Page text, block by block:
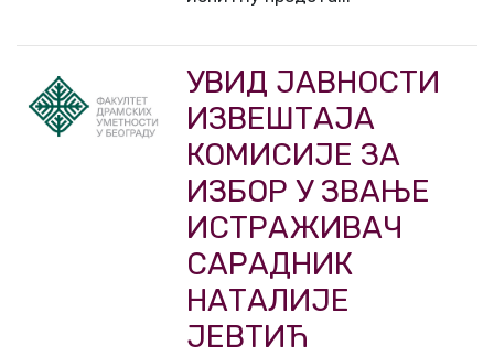
УВИД ЈАВНОСТИ
ИЗВЕШТАЈА
КОМИСИЈЕ ЗА
ИЗБОР У ЗВАЊЕ
ИСТРАЖИВАЧ
САРАДНИК
НАТАЛИЈЕ
ЈЕВТИЋ